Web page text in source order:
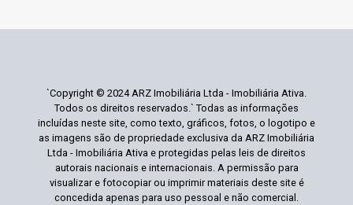
`Copyright © 2024 ARZ Imobiliária Ltda - Imobiliária Ativa.
Todos os direitos reservados.` Todas as informações
incluídas neste site, como texto, gráficos, fotos, o logotipo e
as imagens são de propriedade exclusiva da ARZ Imobiliária
Ltda - Imobiliária Ativa e protegidas pelas leis de direitos
autorais nacionais e internacionais. A permissão para
visualizar e fotocopiar ou imprimir materiais deste site é
concedida apenas para uso pessoal e não comercial.